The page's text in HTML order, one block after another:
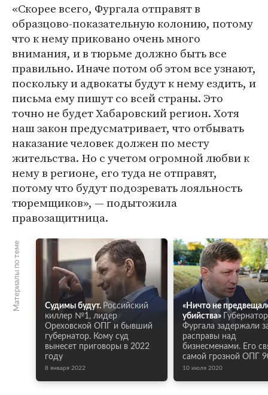
«Скорее всего, Фургала отправят в
образцово-показательную колонию, потому
что к нему приковано очень много
внимания, и в тюрьме должно быть все
правильно. Иначе потом об этом все узнают,
поскольку и адвокаты будут к нему ездить, и
письма ему пишут со всей страны. Это
точно не будет Хабаровский регион. Хотя
наш закон предусматривает, что отбывать
наказание человек должен по месту
жительства. Но с учетом огромной любви к
нему в регионе, его туда не отправят,
потому что будут подозревать лояльность
тюремщиков», — подытожила
правозащитница.
Материалы по теме Судимы будут. Российский
киллер №1, лидер
Ореховской ОПГ и бывший
губернатор. Кому суд
вынесет приговоры в 2022
году
8 января 2022
«Ничто не
убийства»
Фургала задержали
расправы над
бизнесменами. Его
самой грозной ОПГ
10 июля 2020